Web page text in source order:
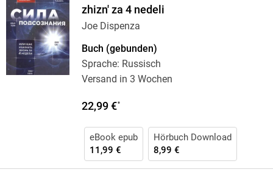
zhizn' za 4 nedeli
Joe Dispenza
Buch (gebunden)
Sprache: Russisch
Versand in 3 Wochen
22,99 €*
eBook epub
11,99 €
Hörbuch Download
8,99 €